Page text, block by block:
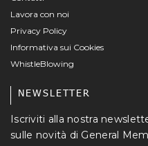
Lavora con noi
Privacy Policy
Informativa sui Cookies
WhistleBlowing
NEWSLETTER
Iscriviti alla nostra
sulle novità di General